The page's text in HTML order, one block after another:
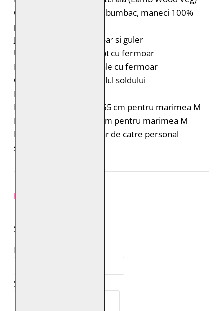
Captuseala: Corp 100% bumbac, maneci 100%
poliester
Jacheta scurta cu fermoar si guler
Un buzunar oblic la piept cu fermoar
Doua buzunare diagonale cu fermoar
Curea detasabila la nivelul soldului
Fit: Regular Fit
Dimensiunea spatelui: 55 cm pentru marimea M
Lungimea manecii: 63 cm pentru marimea M
Intretinere: Spalare doar de catre personal
specializat
SPUNE-ŢI PAREREA
Numele tău:
Scrie review: